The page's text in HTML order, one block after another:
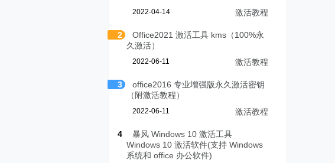
2022-04-14 激活教程
2
Office2021 激活工具 kms（100%永
久激活）
2022-06-11 激活教程
3
office2016 专业增强版永久激活密钥
（附激活教程）
2022-06-11 激活教程
4
暴风 Windows 10 激活工具
Windows 10 激活软件(支持 Windows
系统和 office 办公软件)